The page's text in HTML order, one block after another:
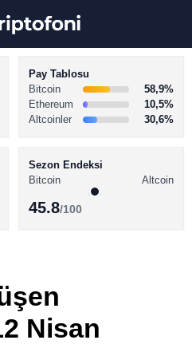
TikTok
Pay Tablosu
Bitcoin
58,9%
Ethereum
10,5%
Altcoinler
30,6%
Sezon Endeksi
Bitcoin
Altcoin
45.8/100
Nisan